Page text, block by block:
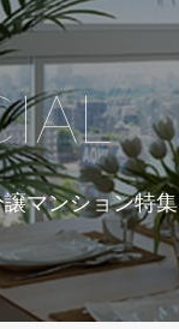
マンション特集